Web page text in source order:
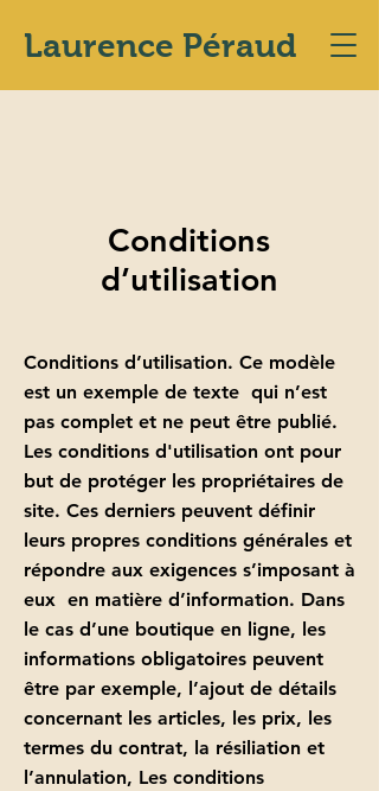
Laurence Péraud
Conditions
d’utilisation
Conditions d’utilisation. Ce modèle
est un exemple de texte qui n’est
pas complet et ne peut être publié.
Les conditions d'utilisation ont pour
but de protéger les propriétaires de
site. Ces derniers peuvent définir
leurs propres conditions générales et
répondre aux exigences s’imposant à
eux en matière d’information. Dans
le cas d’une boutique en ligne, les
informations obligatoires peuvent
être par exemple, l’ajout de détails
concernant les articles, les prix, les
termes du contrat, la résiliation et
l’annulation, Les conditions